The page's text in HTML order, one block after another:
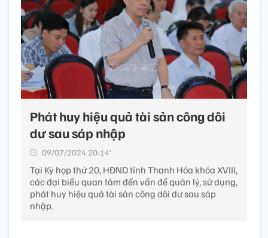
Phát huy hiệu quả tài sản công dôi
dư sau sáp nhập
09/07/2024 20:14’
Tại Kỳ họp thứ 20, HĐND tỉnh Thanh Hóa khóa XVIII,
các đại biểu quan tâm đến vấn đề quản lý, sử dụng,
phát huy hiệu quả tài sản công dôi dư sau sáp
nhập.